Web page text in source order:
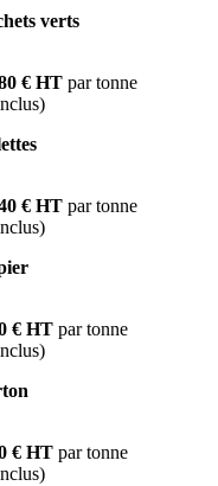
verts
€ HT par tonne
€ HT par tonne
€ HT par tonne
€ HT par tonne